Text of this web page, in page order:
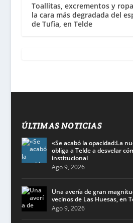
Toallitas, excrementos y
la cara más degradada del
de Tufia, en Telde
ÚLTIMAS NOTICIAS
«Se acabó la opacidad:La
obliga a Telde a desvelar
institucional
Ago 9, 2026
Una avería de gran
vecinos de Las Huesas, en
Ago 9, 2026